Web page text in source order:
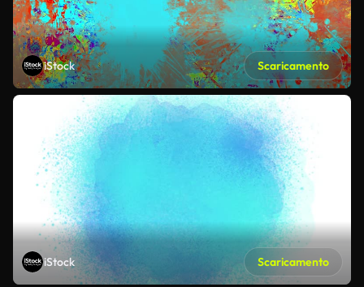
iStock Scaricamento
iStock Scaricamento